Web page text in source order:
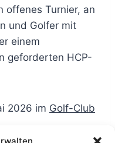
offenes Turnier, an
und Golfer mit
einem
geforderten HCP-
2026 im Golf-Club